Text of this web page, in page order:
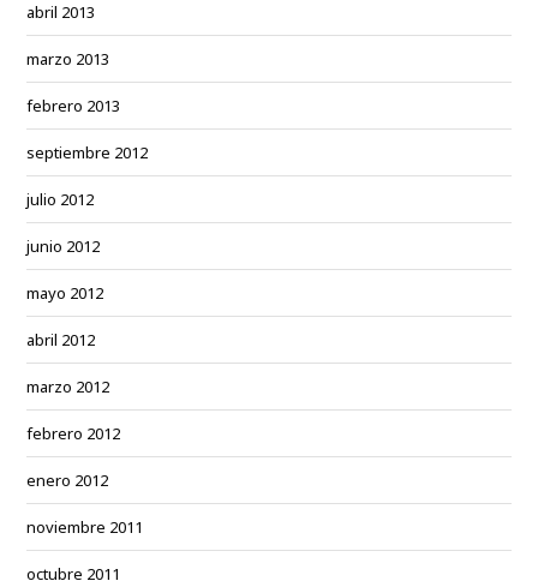
abril 2013
marzo 2013
febrero 2013
septiembre 2012
julio 2012
junio 2012
mayo 2012
abril 2012
marzo 2012
febrero 2012
enero 2012
noviembre 2011
octubre 2011